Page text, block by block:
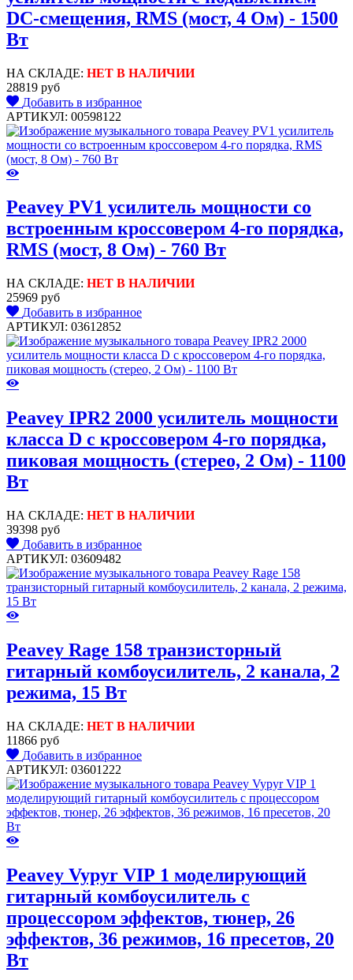
DC-смещения, RMS (мост, 4 Ом) - 1500
Вт
НА СКЛАДЕ: НЕТ В НАЛИЧИИ
28819 руб
Добавить в избранное
АРТИКУЛ: 00598122
Peavey PV1 усилитель мощности cо
встроенным кроссовером 4-го порядка,
RMS (мост, 8 Ом) - 760 Вт
НА СКЛАДЕ: НЕТ В НАЛИЧИИ
25969 руб
Добавить в избранное
АРТИКУЛ: 03612852
Peavey IPR2 2000 усилитель мощности
класса D с кроссовером 4-го порядка,
пиковая мощность (стерео, 2 Ом) - 1100
Вт
НА СКЛАДЕ: НЕТ В НАЛИЧИИ
39398 руб
Добавить в избранное
АРТИКУЛ: 03609482
Peavey Rage 158 транзисторный
гитарный комбоусилитель, 2 канала, 2
режима, 15 Вт
НА СКЛАДЕ: НЕТ В НАЛИЧИИ
11866 руб
Добавить в избранное
АРТИКУЛ: 03601222
Peavey Vypyr VIP 1 моделирующий
гитарный комбоусилитель с
процессором эффектов, тюнер, 26
эффектов, 36 режимов, 16 пресетов, 20
Вт